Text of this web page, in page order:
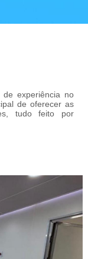
experiência no
de oferecer as
tudo feito por